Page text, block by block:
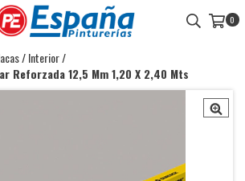
0
/Interior/
Reforzada 12,5 Mm 1,20 X 2,40 Mts